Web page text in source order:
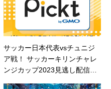
サッカー日本代表vsチュニジ
ア戦！ サッカーキリンチャレ
ンジカップ2023見逃し配信は